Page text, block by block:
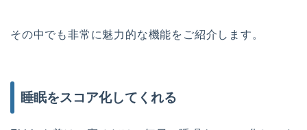
その中でも非常に魅力的な機能をご紹介します。
睡眠をスコア化してくれる